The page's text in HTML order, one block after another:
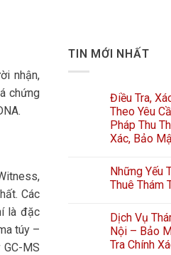
nhận,
chứng
Các
là đặc
túy –
MS
TIN MỚI NHẤT
Điều Tra,
Theo Yêu
Pháp Thu
Xác, Bảo
Những Yếu
Thuê Thám
Dịch Vụ
Nội – Bảo
Tra Chính